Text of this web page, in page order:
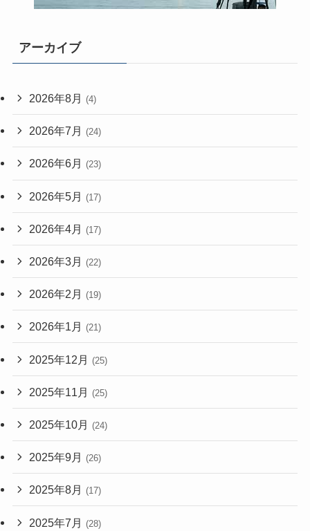
アーカイブ
2026年8月 (4)
2026年7月 (24)
2026年6月 (23)
2026年5月 (17)
2026年4月 (17)
2026年3月 (22)
2026年2月 (19)
2026年1月 (21)
2025年12月 (25)
2025年11月 (25)
2025年10月 (24)
2025年9月 (26)
2025年8月 (17)
2025年7月 (28)